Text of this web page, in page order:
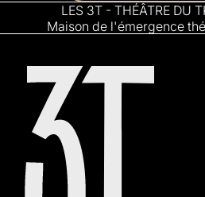
LES 3T - THÉÂTRE DU
Maison de l'émergence